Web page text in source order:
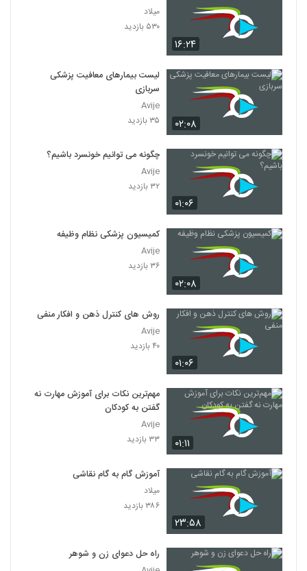
۱۶:۲۴
میلاد
۵۳۰ بازدید
۰۲:۰۸
لیست بیمارهای معافیت پزشکی
سربازی
Avije
۳۵ بازدید
۰۱:۰۶
چگونه می توانیم خونسرد باشیم؟
Avije
۳۲ بازدید
۰۲:۰۸
کمیسیون پزشکی نظام وظیفه
Avije
۳۶ بازدید
۰۱:۰۶
روش های کنترل ذهن و افکار منفی
Avije
۴۰ بازدید
۰۱:۱۱
مهم‌ترین نکات برای آموزش مهارت نه
گفتن به کودکان
Avije
۳۳ بازدید
۲۳:۵۸
آموزش گام به گام نقاشی
میلاد
۳۸۶ بازدید
راه حل دعوای زن و شوهر